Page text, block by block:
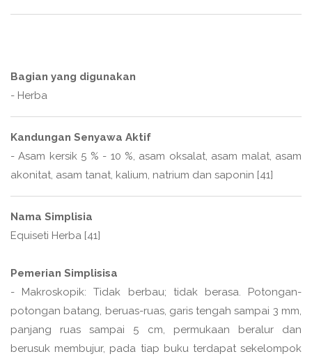
Bagian yang digunakan
- Herba
Kandungan Senyawa Aktif
- Asam kersik 5 % - 10 %, asam oksalat, asam malat, asam
akonitat, asam tanat, kalium, natrium dan saponin [41]
Nama Simplisia
Equiseti Herba [41]
Pemerian Simplisisa
- Makroskopik: Tidak berbau; tidak berasa. Potongan-
potongan batang, beruas-ruas, garis tengah sampai 3 mm,
panjang ruas sampai 5 cm, permukaan beralur dan
berusuk membujur, pada tiap buku terdapat sekelompok